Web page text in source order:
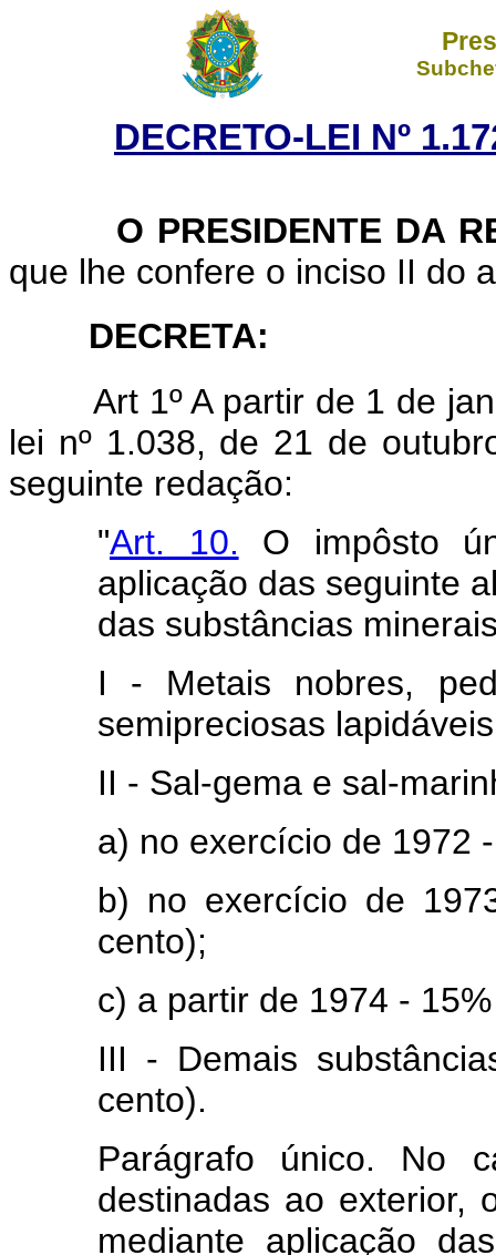
DECRETO-LEI Nº
O PRESIDENTE DA
que lhe confere o inciso II do
DECRETA:
Art 1º A partir de 1 de
lei nº 1.038, de 21 de
seguinte redação:
"Art. 10. O impôsto
aplicação das seguinte
das substâncias
I - Metais nobres,
semipreciosas
II - Sal-gema e sal-
a) no exercício de 1972
b) no exercício de
cento);
c) a partir de 1974 -
III - Demais
cento).
Parágrafo único. No
destinadas ao exterior,
mediante aplicação